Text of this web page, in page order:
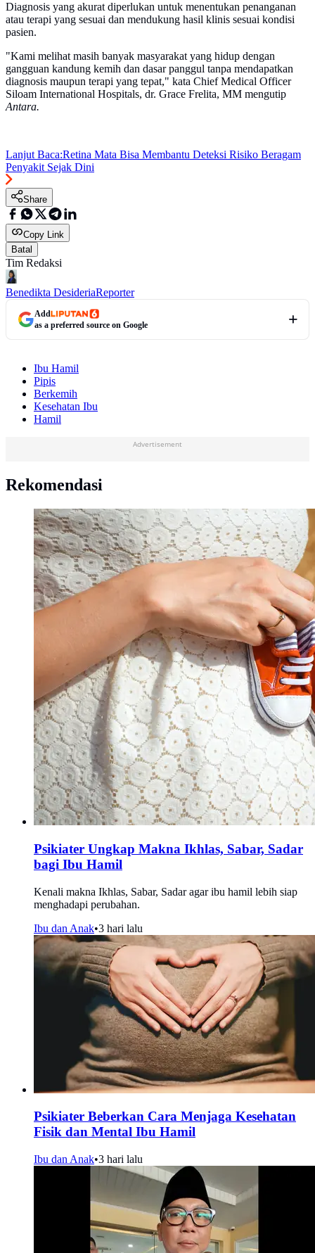
Diagnosis yang akurat diperlukan untuk menentukan penanganan
atau terapi yang sesuai dan mendukung hasil klinis sesuai kondisi
pasien.
"Kami melihat masih banyak masyarakat yang hidup dengan
gangguan kandung kemih dan dasar panggul tanpa mendapatkan
diagnosis maupun terapi yang tepat," kata Chief Medical Officer
Siloam International Hospitals, dr. Grace Frelita, MM mengutip
Antara.
Lanjut Baca:Retina Mata Bisa Membantu Deteksi Risiko Beragam
Penyakit Sejak Dini
Share
Copy Link
Batal
Tim Redaksi
Benedikta DesideriaReporter
Add
as a preferred source on Google
Ibu Hamil
Pipis
Berkemih
Kesehatan Ibu
Hamil
Advertisement
Rekomendasi
Psikiater Ungkap Makna Ikhlas, Sabar, Sadar
bagi Ibu Hamil
Kenali makna Ikhlas, Sabar, Sadar agar ibu hamil lebih siap
menghadapi perubahan.
Ibu dan Anak•3 hari lalu
Psikiater Beberkan Cara Menjaga Kesehatan
Fisik dan Mental Ibu Hamil
Ibu dan Anak•3 hari lalu